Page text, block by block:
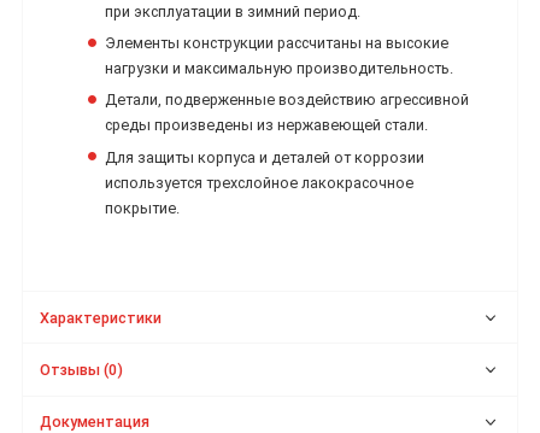
при эксплуатации в зимний период.
Элементы конструкции рассчитаны на высокие
нагрузки и максимальную производительность.
Детали, подверженные воздействию агрессивной
среды произведены из нержавеющей стали.
Для защиты корпуса и деталей от коррозии
используется трехслойное лакокрасочное
покрытие.
Характеристики
Отзывы (0)
Документация